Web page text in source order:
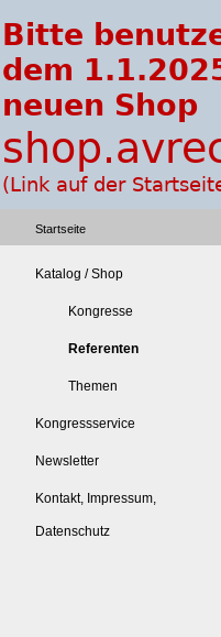
Startseite
Katalog / Shop
Kongresse
Referenten
Themen
Kongressservice
Newsletter
Kontakt, Impressum,
Datenschutz